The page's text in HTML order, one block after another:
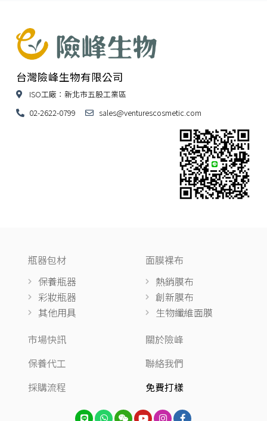
台灣險峰生物有限公司
ISO工廠：新北市五股工業區
02-2622-0799
sales@venturescosmetic.com
瓶器包材
保養瓶器
彩妝瓶器
其他用具
面膜裸布
熱銷膜布
創新膜布
生物纖維面膜
市場快訊
保養代工
採購流程
關於險峰
聯絡我們
免費打樣